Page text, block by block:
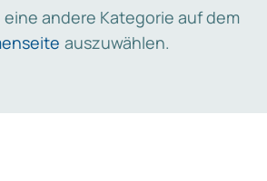
eine andere Kategorie auf dem
auszuwählen.